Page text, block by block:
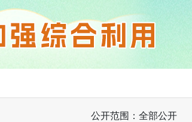
公开范围：全部公开